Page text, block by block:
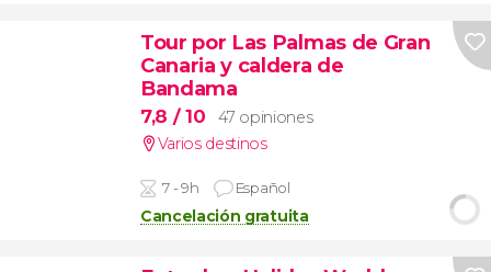
Tour por Las Palmas de Gran
Canaria y caldera de
Bandama
7,8 / 10
47 opiniones
Varios destinos
7 - 9h Español
Cancelación gratuita